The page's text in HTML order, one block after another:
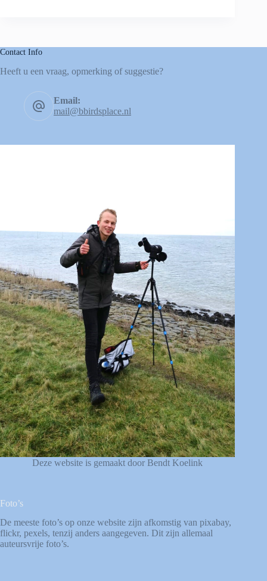
Contact Info
Heeft u een vraag, opmerking of suggestie?
Email:
mail@bbirdsplace.nl
Deze website is gemaakt door Bendt Koelink
Foto’s
De meeste foto’s op onze website zijn afkomstig van pixabay,
flickr, pexels, tenzij anders aangegeven. Dit zijn allemaal
auteursvrije foto’s.